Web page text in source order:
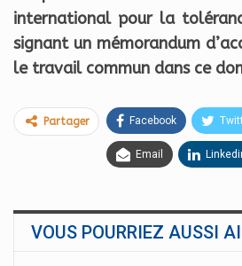
international pour la
signant un mémorandum
le travail commun dans ce
Partager Facebook
Email
VOUS POURRIEZ AUSSI